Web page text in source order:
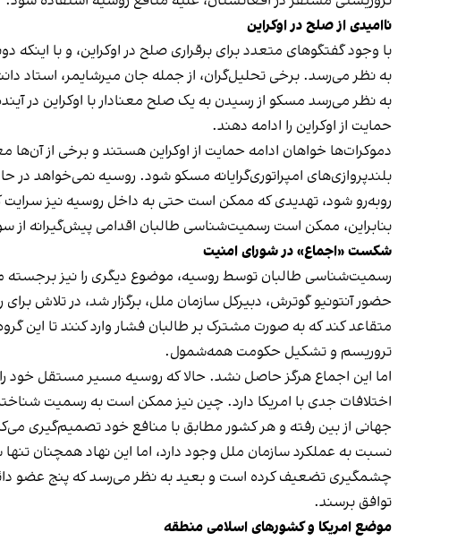
ناامیدی از صلح در اوکراین
با وجود گفتگوهای متعدد برای برقراری صلح در اوکراین، و با اینکه
به نظر می‌رسد. برخی تحلیل‌گران، از جمله جان میرشایمر، استاد
به نظر می‌رسد مسکو از رسیدن به یک صلح معنادار با اوکراین در
حمایت از اوکراین را ادامه دهند.
دموکرات‌ها خواهان ادامه حمایت از اوکراین هستند و برخی از
بلندپروازی‌های امپراتوری‌گرایانه مسکو شود. روسیه نمی‌خواهد
روبه‌رو شود، تهدیدی که ممکن است حتی به داخل روسیه نیز
بنابراین، ممکن است رسمیت‌شناسی طالبان اقدامی پیش‌گیرانه از
شکست «اجماع» در شورای امنیت
رسمیت‌شناسی طالبان توسط روسیه، موضوع دیگری را نیز
حضور آنتونیو گوترش، دبیرکل سازمان ملل، برگزار شد، در تلاش
متقاعد کند که به‌ صورت مشترک بر طالبان فشار وارد کنند تا این
تروریسم و تشکیل حکومت همه‌شمول.
اما این اجماع هرگز حاصل نشد. حالا که روسیه مسیر مستقل خود
اختلافات جدی با امریکا دارد. چین نیز ممکن است به رسمیت
جهانی از بین رفته و هر کشور مطابق با منافع خود تصمیم‌گیری
نسبت به عملکرد سازمان ملل وجود دارد، اما این نهاد همچنان
چشمگیری تضعیف کرده است و بعید به نظر می‌رسد که پنج عضو دائم
توافق برسند.
موضع امریکا و کشورهای اسلامی منطقه